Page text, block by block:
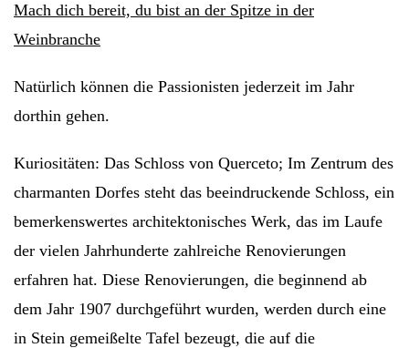
Mach dich bereit, du bist an der Spitze in der
Weinbranche
Natürlich können die Passionisten jederzeit im Jahr
dorthin gehen.
Kuriositäten: Das Schloss von Querceto; Im Zentrum des
charmanten Dorfes steht das beeindruckende Schloss, ein
bemerkenswertes architektonisches Werk, das im Laufe
der vielen Jahrhunderte zahlreiche Renovierungen
erfahren hat. Diese Renovierungen, die beginnend ab
dem Jahr 1907 durchgeführt wurden, werden durch eine
in Stein gemeißelte Tafel bezeugt, die auf die